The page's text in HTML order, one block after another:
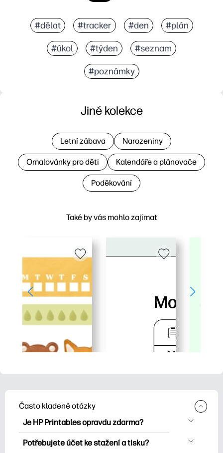
#dělat #tracker #den #plán
#úkol #týden #seznam
#poznámky
Také by vás mohlo zajímat
Jiné kolekce
Letní zábava Narozeniny
Omalovánky pro děti Kalendáře a plánovače
Poděkování
Často kladené otázky
Je HP Printables opravdu zdarma?
HP Printables nabízí více než 2500
bezplatných tisknutelných položek ke
Potřebujete účet ke stažení a tisku?